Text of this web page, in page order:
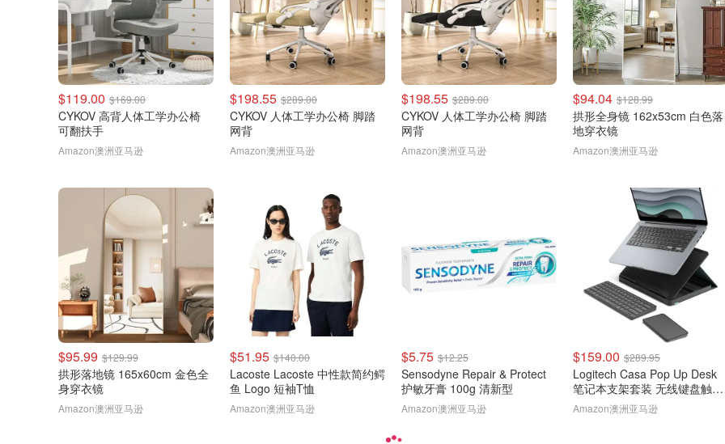
$119.00 $169.00
CYKOV 高背人体工学办公椅
可翻扶手
Amazon澳洲亚马逊
$198.55 $289.00
CYKOV 人体工学办公椅 脚踏
网背
Amazon澳洲亚马逊
$198.55 $289.00
CYKOV 人体工学办公椅 脚踏
网背
Amazon澳洲亚马逊
$94.04 $128.99
拱形全身镜 162x53cm 白色落
地穿衣镜
Amazon澳洲亚马逊
$95.99 $129.99
拱形落地镜 165x60cm 金色全
身穿衣镜
Amazon澳洲亚马逊
$51.95 $140.00
Lacoste Lacoste 中性款简约鳄
鱼 Logo 短袖T恤
Amazon澳洲亚马逊
$5.75 $12.25
Sensodyne Repair & Protect
护敏牙膏 100g 清新型
Amazon澳洲亚马逊
$159.00 $289.95
Logitech Casa Pop Up Desk
笔记本支架套装 无线键盘触控
板
Amazon澳洲亚马逊